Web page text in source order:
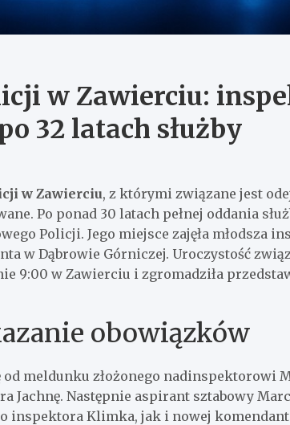
w Zawierciu:
32 latach służby
w Zawierciu, z którymi związane jest
Po ponad 30 latach pełnej oddania
Policji. Jego miejsce zajęła młodsza
w Dąbrowie Górniczej. Uroczystość
9:00 w Zawierciu i zgromadziła
obowiązków
od meldunku złożonego
Jachnę. Następnie aspirant sztabowy
inspektora Klimka, jak i nowej komendant